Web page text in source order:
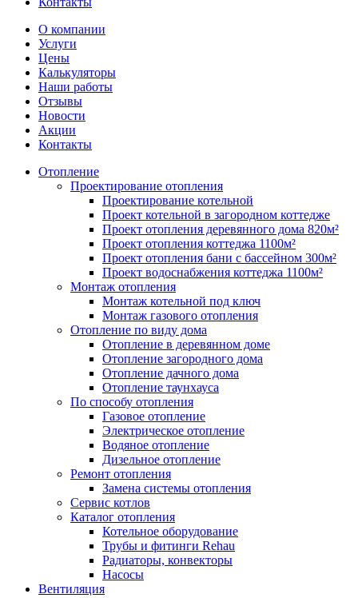
О компании
Услуги
Цены
Калькуляторы
Наши работы
Отзывы
Новости
Акции
Контакты
Отопление
Проектирование отопления
Проектирование котельной
Проект котельной в загородном коттедже
Проект отопления деревянного дома 820м²
Проект отопления коттеджа 1100м²
Проект отопления бани с бассейном 300м²
Проект водоснабжения коттеджа 1100м²
Монтаж отопления
Монтаж котельной под ключ
Монтаж газового отопления
Отопление по виду дома
Отопление в деревянном доме
Отопление загородного дома
Отопление дачного дома
Отопление таунхауса
По способу отопления
Газовое отопление
Электрическое отопление
Водяное отопление
Дизельное отопление
Ремонт отопления
Замена системы отопления
Сервис котлов
Каталог отопления
Котельное оборудование
Трубы и фитинги Rehau
Радиаторы, конвекторы
Насосы
Вентиляция